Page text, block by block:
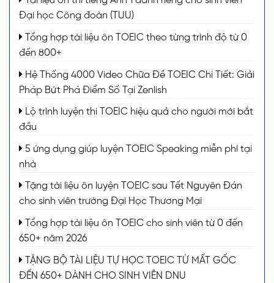
Đại học Công đoàn (TUU)
Tổng hợp tài liệu ôn TOEIC theo từng trình độ từ 0
đến 800+
Hệ Thống 4000 Video Chữa Đề TOEIC Chi Tiết: Giải
Pháp Bứt Phá Điểm Số Tại Zenlish
Lộ trình luyện thi TOEIC hiệu quả cho người mới bắt
đầu
5 ứng dụng giúp luyện TOEIC Speaking miễn phí tại
nhà
Tặng tài liệu ôn luyện TOEIC sau Tết Nguyên Đán
cho sinh viên trường Đại Học Thương Mại
Tổng hợp tài liệu ôn TOEIC cho sinh viên từ 0 đến
650+ năm 2026
TẶNG BỘ TÀI LIỆU TỰ HỌC TOEIC TỪ MẤT GỐC
ĐẾN 650+ DÀNH CHO SINH VIÊN DNU